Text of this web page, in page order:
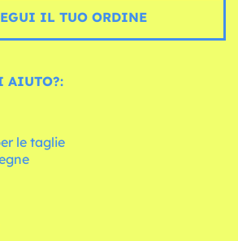
IL TUO ORDINE
AIUTO?:
le taglie